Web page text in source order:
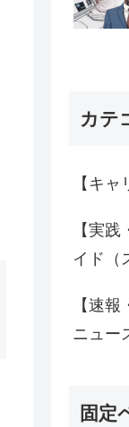
カテ
【キ
【実
イド（
【速
ニュー
固定